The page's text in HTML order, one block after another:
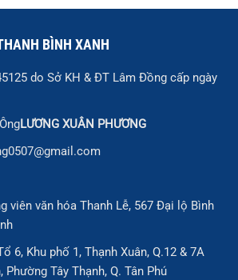
BÌNH XANH
do Sở KH & ĐT Lâm Đồng cấp ngày
LƯƠNG XUÂN PHƯƠNG
viên văn hóa Thanh Lễ, 567 Đại lộ Bình
6, Khu phố 1, Thạnh Xuân, Q.12 & 7A
Phường Tây Thạnh, Q. Tân Phú